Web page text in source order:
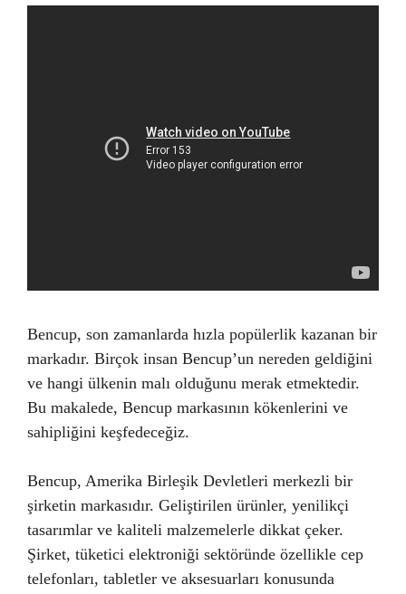
Bencup, son zamanlarda hızla popülerlik kazanan bir
markadır. Birçok insan Bencup’un nereden geldiğini
ve hangi ülkenin malı olduğunu merak etmektedir.
Bu makalede, Bencup markasının kökenlerini ve
sahipliğini keşfedeceğiz.
Bencup, Amerika Birleşik Devletleri merkezli bir
şirketin markasıdır. Geliştirilen ürünler, yenilikçi
tasarımlar ve kaliteli malzemelerle dikkat çeker.
Şirket, tüketici elektroniği sektöründe özellikle cep
telefonları, tabletler ve aksesuarları konusunda